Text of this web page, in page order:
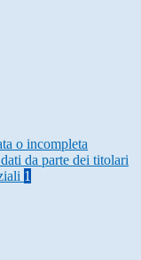
o incompleta
da parte dei titolari
1